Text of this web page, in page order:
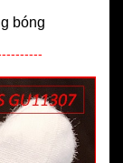
bóng